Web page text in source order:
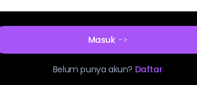
Masuk ->
Belum punya akun? Daftar